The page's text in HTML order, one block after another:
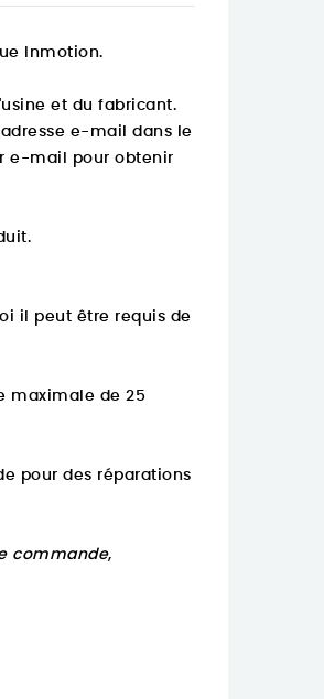
Inmotion.
et du fabricant.
e-mail dans le
e-mail pour obtenir
il peut être requis de
maximale de 25
pour des réparations
commande,